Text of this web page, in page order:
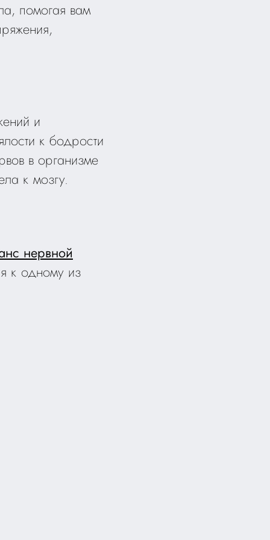
помогая вам
и
к бодрости
в организме
к мозгу.
нервной
к одному из